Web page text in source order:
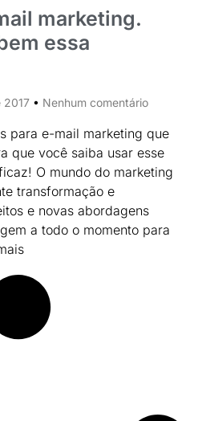
marketing.
essa
2017 Nenhum comentário
para e-mail marketing que
que você saiba usar esse
O mundo do marketing
transformação e
e novas abordagens
a todo o momento para